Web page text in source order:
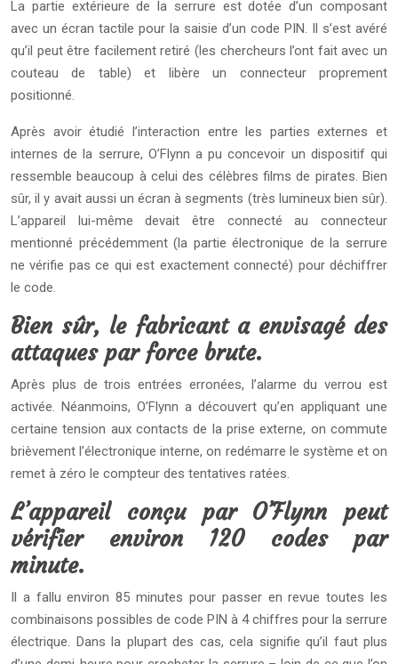
La partie extérieure de la serrure est dotée d’un composant
avec un écran tactile pour la saisie d’un code PIN. Il s’est avéré
qu’il peut être facilement retiré (les chercheurs l’ont fait avec un
couteau de table) et libère un connecteur proprement
positionné.
Après avoir étudié l’interaction entre les parties externes et
internes de la serrure, O’Flynn a pu concevoir un dispositif qui
ressemble beaucoup à celui des célèbres films de pirates. Bien
sûr, il y avait aussi un écran à segments (très lumineux bien sûr).
L’appareil lui-même devait être connecté au connecteur
mentionné précédemment (la partie électronique de la serrure
ne vérifie pas ce qui est exactement connecté) pour déchiffrer
le code.
Bien sûr, le fabricant a envisagé des
attaques par force brute.
Après plus de trois entrées erronées, l’alarme du verrou est
activée. Néanmoins, O’Flynn a découvert qu’en appliquant une
certaine tension aux contacts de la prise externe, on commute
brièvement l’électronique interne, on redémarre le système et on
remet à zéro le compteur des tentatives ratées.
L’appareil conçu par O’Flynn peut
vérifier environ 120 codes par
minute.
Il a fallu environ 85 minutes pour passer en revue toutes les
combinaisons possibles de code PIN à 4 chiffres pour la serrure
électrique. Dans la plupart des cas, cela signifie qu’il faut plus